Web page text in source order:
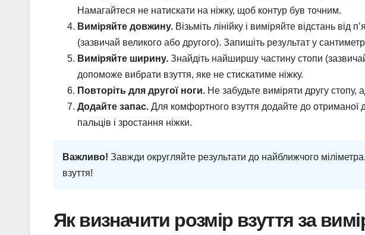
Намагайтеся не натискати на ніжку, щоб контур був точним.
Виміряйте довжину. Візьміть лінійку і виміряйте відстань від
(зазвичай великого або другого). Запишіть результат у
Виміряйте ширину. Знайдіть найширшу частину стопи
допоможе вибрати взуття, яке не стискатиме ніжку.
Повторіть для другої ноги. Не забудьте виміряти другу
Додайте запас. Для комфортного взуття додайте до
пальців і зростання ніжки.
Важливо! Завжди округляйте результати до найближчого
взуття!
Як визначити розмір взуття за